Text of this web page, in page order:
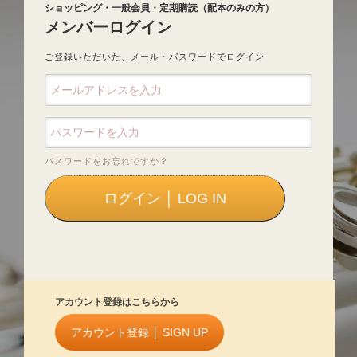
ショッピング・一般会員・定期購読（配本のみの方）
メンバーログイン
ご登録いただいた、メール・パスワードでログイン
パスワードをお忘れですか？
アカウント登録はこちらから
アカウント登録 │ SIGN UP